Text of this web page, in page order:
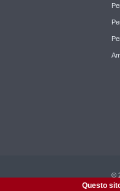
©
Questo